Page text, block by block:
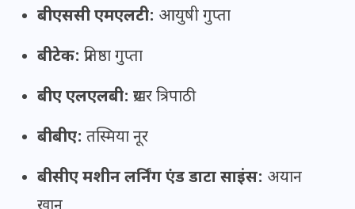
बीएससी एमएलटी: आयुषी गुप्ता
बीटेक: प्रतिष्ठा गुप्ता
बीए एलएलबी: प्रखर त्रिपाठी
बीबीए: तस्मिया नूर
बीसीए मशीन लर्निंग एंड डाटा साइंस: अयान